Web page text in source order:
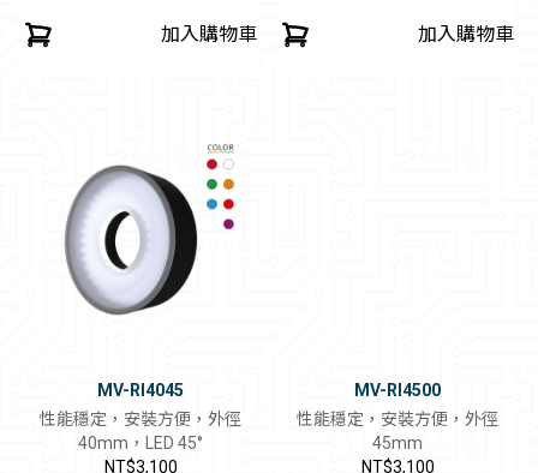
加入購物車 加入購物車
MV-RI4045
性能穩定，安裝方便，外徑
40mm，LED 45°
NT$3,100
MV-RI4500
性能穩定，安裝方便，外徑
45mm
NT$3,100